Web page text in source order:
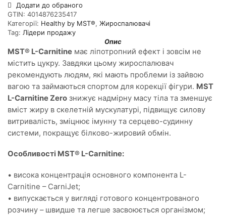
Додати до обраного
GTIN: 4014876235417
Категорії: Healthy by MST®, Жироспалювачі
Tag: Лідери продажу
Опис
MST® L-Carnitine має ліпотропний ефект і зовсім не
містить цукру. Завдяки цьому жироспалювач
рекомендують людям, які мають проблеми із зайвою
вагою та займаються спортом для корекції фігури. MST
L-Carnitine Zero знижує надмірну масу тіла та зменшує
вміст жиру в скелетній мускулатурі, підвищує силову
витривалість, зміцнює імунну та серцево-судинну
системи, покращує білково-жировий обмін.
Особливості MST® L-Carnitine:
• висока концентрація основного компонента L-
Carnitine – CarniJet;
• випускається у вигляді готового концентрованого
розчину – швидше та легше засвоюється організмом;